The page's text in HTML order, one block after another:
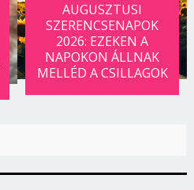
AUGUSZTUSI
SZERENCSENAPOK
2026: EZEKEN A
NAPOKON ÁLLNAK
MELLÉD A CSILLAGOK